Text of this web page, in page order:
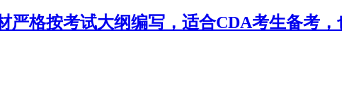
严格按考试大纲编写，适合CDA考生备考